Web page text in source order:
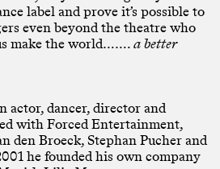
label and prove it’s possible to
even beyond the theatre who
make the world……. a better
actor, dancer, director and
with Forced Entertainment,
den Broeck, Stephan Pucher and
he founded his own company